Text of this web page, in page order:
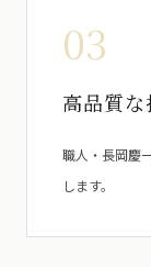
03
高品質
職人・長岡慶
します。